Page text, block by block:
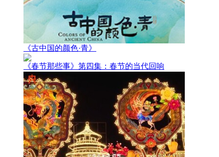
《古中国的颜色·青》
《春节那些事》第四集：春节的当代回响